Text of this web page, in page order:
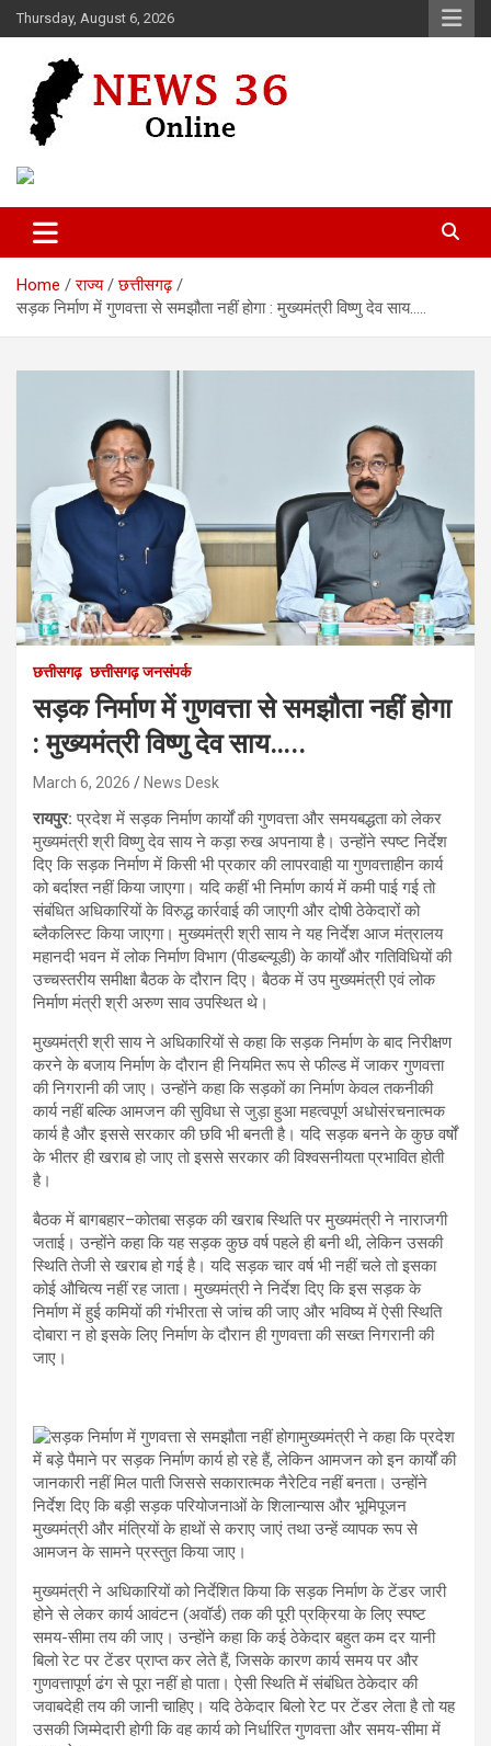
Skip
to
Thursday, August 6, 2026
News 36
Home राज्य
छत्तीसगढ़
सड़क निर्माण में गुणवत्ता से समझौता नहीं होगा : मुख्यमंत्री विष्णु देव साय…..
छत्तीसगढ़ छत्तीसगढ़ जनसंपर्क
सड़क निर्माण में गुणवत्ता से समझौता नहीं होगा
: मुख्यमंत्री विष्णु देव साय…..
March 6, 2026 News Desk
रायपुर:प्रदेश में सड़क निर्माण कार्यों की गुणवत्ता और समयबद्धता को लेकर
मुख्यमंत्री श्री विष्णु देव साय ने कड़ा रुख अपनाया है। उन्होंने स्पष्ट निर्देश
दिए कि सड़क निर्माण में किसी भी प्रकार की लापरवाही या गुणवत्ताहीन कार्य
को बर्दाश्त नहीं किया जाएगा। यदि कहीं भी निर्माण कार्य में कमी पाई गई तो
संबंधित अधिकारियों के विरुद्ध कार्रवाई की जाएगी और दोषी ठेकेदारों को
ब्लैकलिस्ट किया जाएगा। मुख्यमंत्री श्री साय ने यह निर्देश आज मंत्रालय
महानदी भवन में लोक निर्माण विभाग (पीडब्ल्यूडी) के कार्यों और गतिविधियों की
उच्चस्तरीय समीक्षा बैठक के दौरान दिए। बैठक में उप मुख्यमंत्री एवं लोक
निर्माण मंत्री श्री अरुण साव उपस्थित थे।
मुख्यमंत्री श्री साय ने अधिकारियों से कहा कि सड़क निर्माण के बाद निरीक्षण
करने के बजाय निर्माण के दौरान ही नियमित रूप से फील्ड में जाकर गुणवत्ता
की निगरानी की जाए। उन्होंने कहा कि सड़कों का निर्माण केवल तकनीकी
कार्य नहीं बल्कि आमजन की सुविधा से जुड़ा हुआ महत्वपूर्ण अधोसंरचनात्मक
कार्य है और इससे सरकार की छवि भी बनती है। यदि सड़क बनने के कुछ वर्षों
के भीतर ही खराब हो जाए तो इससे सरकार की विश्वसनीयता प्रभावित होती
है।
बैठक में बागबहार–कोतबा सड़क की खराब स्थिति पर मुख्यमंत्री ने नाराजगी
जताई। उन्होंने कहा कि यह सड़क कुछ वर्ष पहले ही बनी थी, लेकिन उसकी
स्थिति तेजी से खराब हो गई है। यदि सड़क चार वर्ष भी नहीं चले तो इसका
कोई औचित्य नहीं रह जाता। मुख्यमंत्री ने निर्देश दिए कि इस सड़क के
निर्माण में हुई कमियों की गंभीरता से जांच की जाए और भविष्य में ऐसी स्थिति
दोबारा न हो इसके लिए निर्माण के दौरान ही गुणवत्ता की सख्त निगरानी की
जाए।
मुख्यमंत्री ने कहा कि प्रदेश
में बड़े पैमाने पर सड़क निर्माण कार्य हो रहे हैं, लेकिन आमजन को इन कार्यों की
जानकारी नहीं मिल पाती जिससे सकारात्मक नैरेटिव नहीं बनता। उन्होंने
निर्देश दिए कि बड़ी सड़क परियोजनाओं के शिलान्यास और भूमिपूजन
मुख्यमंत्री और मंत्रियों के हाथों से कराए जाएं तथा उन्हें व्यापक रूप से
आमजन के सामने प्रस्तुत किया जाए।
मुख्यमंत्री ने अधिकारियों को निर्देशित किया कि सड़क निर्माण के टेंडर जारी
होने से लेकर कार्य आवंटन (अवॉर्ड) तक की पूरी प्रक्रिया के लिए स्पष्ट
समय-सीमा तय की जाए। उन्होंने कहा कि कई ठेकेदार बहुत कम दर यानी
बिलो रेट पर टेंडर प्राप्त कर लेते हैं, जिसके कारण कार्य समय पर और
गुणवत्तापूर्ण ढंग से पूरा नहीं हो पाता। ऐसी स्थिति में संबंधित ठेकेदार की
जवाबदेही तय की जानी चाहिए। यदि ठेकेदार बिलो रेट पर टेंडर लेता है तो यह
उसकी जिम्मेदारी होगी कि वह कार्य को निर्धारित गुणवत्ता और समय-सीमा में